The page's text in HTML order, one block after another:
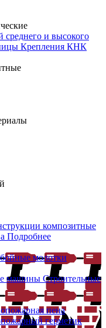
среднего и высокого
Крепления КНК
композитные
Подробнее
молотки
машины Строительные
пена
герметик